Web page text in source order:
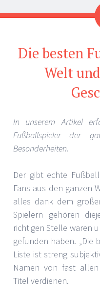
Die besten
Welt
In unserem Artikel
Fußballspieler der
Besonderheiten.
Der gibt echte
Fans aus den ganzen
alles dank dem
Spielern gehören
richtigen Stelle waren
gefunden haben. „Die
Liste ist streng
Namen von fast
Titel verdienen.